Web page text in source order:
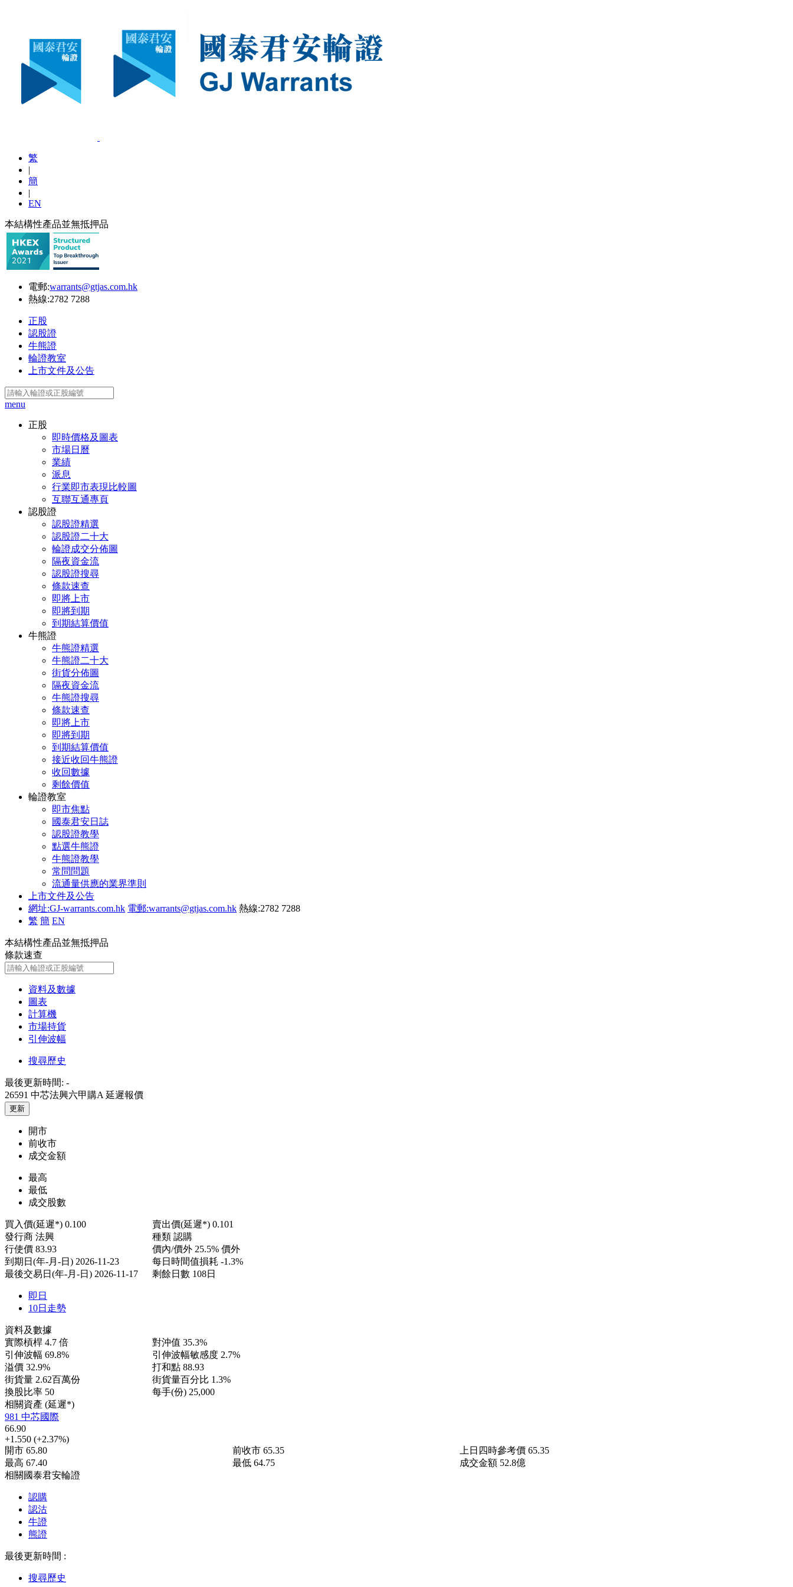
繁
|
簡
|
EN
本結構性產品並無抵押品
電郵:warrants@gtjas.com.hk
熱線:2782 7288
正股
認股證
牛熊證
輪證教室
上市文件及公告
menu
正股
即時價格及圖表
市場日曆
業績
派息
行業即市表現比較圖
互聯互通專頁
認股證
認股證精選
認股證二十大
輪證成交分佈圖
隔夜資金流
認股證搜尋
條款速查
即將上市
即將到期
到期結算價值
牛熊證
牛熊證精選
牛熊證二十大
街貨分佈圖
隔夜資金流
牛熊證搜尋
條款速查
即將上市
即將到期
到期結算價值
接近收回牛熊證
收回數據
剩餘價值
輪證教室
即市焦點
國泰君安日誌
認股證教學
點選牛熊證
牛熊證教學
常問問題
流通量供應的業界準則
上市文件及公告
網址:GJ-warrants.com.hk 電郵:warrants@gtjas.com.hk 熱線:2782 7288
繁 簡 EN
本結構性產品並無抵押品
條款速查
資料及數據
圖表
計算機
市場持貨
引伸波幅
搜尋歷史
最後更新時間: -
26591 中芯法興六甲購A 延遲報價
更新
開市
前收市
成交金額
最高
最低
成交股數
買入價(延遲*) 0.100 賣出價(延遲*) 0.101
發行商 法興 種類 認購
行使價 83.93 價內/價外 25.5% 價外
到期日(年-月-日) 2026-11-23 每日時間值損耗 -1.3%
最後交易日(年-月-日) 2026-11-17 剩餘日數 108日
即日
10日走勢
資料及數據
實際槓桿 4.7 倍 對沖值 35.3%
引伸波幅 69.8% 引伸波幅敏感度 2.7%
溢價 32.9% 打和點 88.93
街貨量 2.62百萬份 街貨量百分比 1.3%
換股比率 50 每手(份) 25,000
相關資產 (延遲*)
981 中芯國際
66.90
+1.550 (+2.37%)
開市 65.80 前收市 65.35 上日四時參考價 65.35
最高 67.40 最低 64.75 成交金額 52.8億
相關國泰君安輪證
認購
認沽
牛證
熊證
最後更新時間 :
搜尋歷史